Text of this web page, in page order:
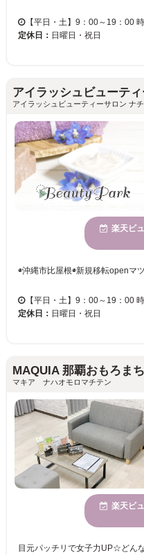
【平日・土】9：00～19：00
定休日： 日曜日・祝日
アイラッシュビューテ
アイラッシュビューティーサロン ナ
楽天ビ
【平日・土】9：00～19：00
定休日： 日曜日・祝日
MAQUIA 那覇おもろま
マキア ナハオモロマチテン
楽天ビ